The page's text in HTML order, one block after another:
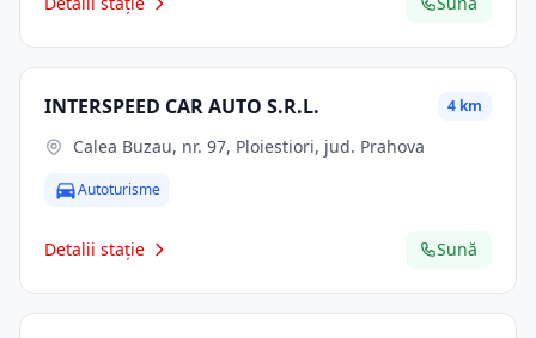
INTERSPEED CAR AUTO S.R.L. 4 km
Calea Buzau, nr. 97, Ploiestiori, jud. Prahova
Autoturisme
Detalii stație Sună